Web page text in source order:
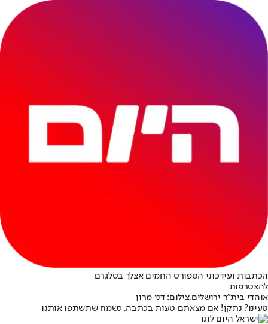
הכתבות ועידכוני הספורט החמים אצלך בטלגרם
להצטרפות
אוהדי בית"ר ירושלים,צילום: דני מרון
טעינו? נתקן! אם מצאתם טעות בכתבה, נשמח שתשתפו אותנו